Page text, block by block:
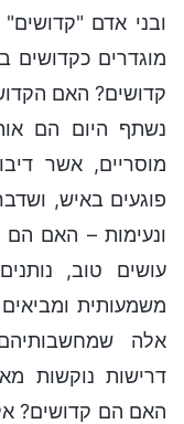
ובני אדם
מוגדרים כקדושים
קדושים? האם
נשתף היום הם
מוסריים, אשר
פוגעים באיש,
ונעימות – האם
עושים טוב,
משמעותית
אלה
דרישות נוקשות
האם הם קדושים?